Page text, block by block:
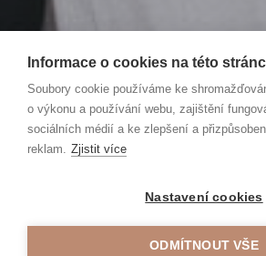
Informace o cookies na této
Soubory cookie používáme ke
o výkonu a používání webu, zajištění
sociálních médií a ke zlepšení a
reklam. Zjistit více
Nastavení cookies
ODMÍTNOUT VŠE